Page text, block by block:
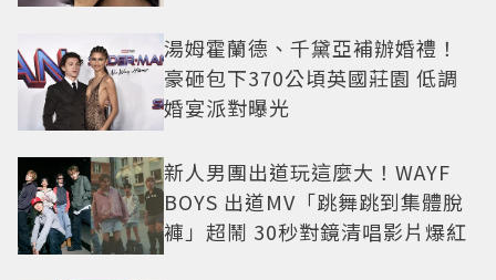
湯姆霍蘭德、千黛亞補辦婚禮！
豪砸包下370公頃英國莊園 低調
婚宴派對曝光
新人男團出道玩這麼大！WAYF
BOYS 出道MV「跳舞跳到集體脫
褲」超鬧 30秒對鏡清唱影片爆紅